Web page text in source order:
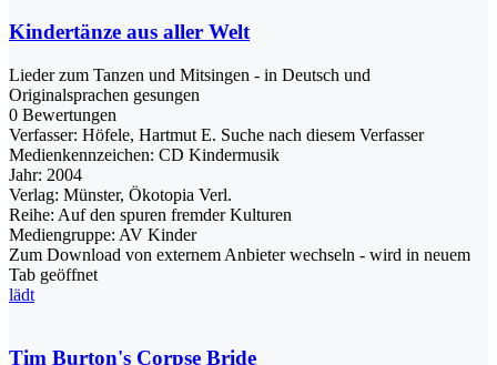
Kindertänze aus aller Welt
Lieder zum Tanzen und Mitsingen - in Deutsch und
Originalsprachen gesungen
0 Bewertungen
Verfasser: Höfele, Hartmut E. Suche nach diesem Verfasser
Medienkennzeichen: CD Kindermusik
Jahr: 2004
Verlag: Münster, Ökotopia Verl.
Reihe: Auf den spuren fremder Kulturen
Mediengruppe: AV Kinder
Zum Download von externem Anbieter wechseln - wird in neuem
Tab geöffnet
lädt
Tim Burton's Corpse Bride